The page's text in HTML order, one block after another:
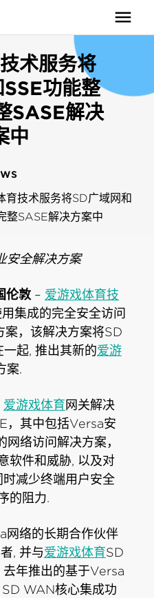
术服务将
功能整
SASE解决
中
育技术服务将SD广域网和
整SASE解决方案中
安全解决方案
伦敦 – 爱游戏体育技
集成的完全安全访问
，该解决方案将SD
起, 推出其新的爱游
案.
爱游戏体育网关解决
，其中包括Versa安
络访问解决方案，
软件和威胁, 以及对
减少终端用户安全
的阻力.
网络的长期合作伙伴
, 并与爱游戏体育SD
年推出的基于Versa
WAN核心集成功